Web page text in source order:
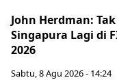
John Herdman:
Singapura Lagi di
2026
Sabtu, 8 Agu 2026 - 14:24